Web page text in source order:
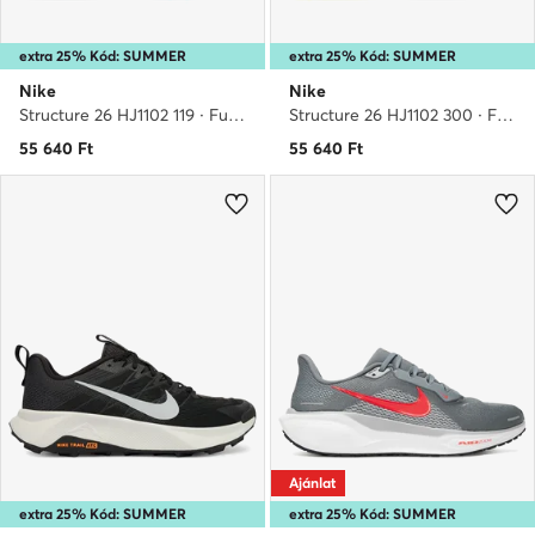
extra 25% Kód: SUMMER
Nike
Structure 26 HJ1102 119 · Futócipő
55 640 Ft
extra 25% Kód: SUMMER
Nike
Structure 26 HJ1102 300 · Futócipő
55 640 Ft
extra 25% Kód: SUMMER extra 25% Kód: SUMMER
Ajánlat